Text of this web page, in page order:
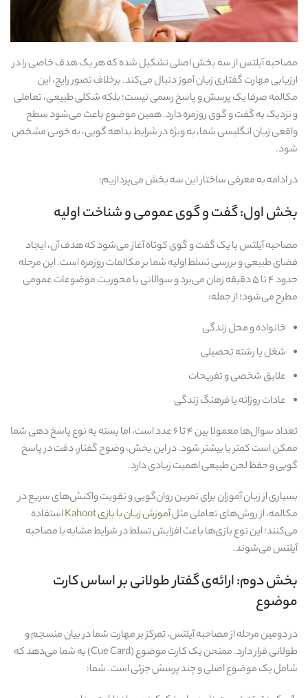
مصاحبه آیلتس از سه بخش اصلی تشکیل شده که هر یک هدف خاصی را در
ارزیابی مهارت گفتاری زبان‌ آموز دنبال می‌کند. برخلاف تصور رایج، این
مکالمه صرفا یک پرسش و پاسخ رسمی نیست؛ بلکه شکلی طبیعی، تعاملی
و نزدیک به گفت‌ و گوی روزمره دارد. همین موضوع باعث می‌شود سطح
واقعی زبان انگلیسی شما، به‌ ویژه در شرایط بداهه‌ گویی، به‌ خوبی مشخص
شود.
در ادامه به معرفی ساختار این سه بخش می‌پردازیم:
بخش اول: گفت‌ و گوی عمومی و شناخت اولیه
مصاحبه آیلتس با یک گفت‌ و گوی کوتاه آغاز می‌شود که هدف آن، ایجاد
فضای طبیعی و بررسی تسلط اولیه شما بر مکالمات روزمره است. این مرحله
حدود ۴ تا ۵ دقیقه زمان می‌برد و سوالاتی با محوریت موضوعات عمومی
مطرح می‌شود؛ از جمله:
خانواده و محل زندگی
شغل یا رشته تحصیلی
علایق شخصی و تفریحات
عادات روزانه یا فرهنگ زندگی
تعداد سوال‌ها معمولا بین ۴ تا ۶ عدد است، اما بسته به نوع پاسخ‌ دهی شما
ممکن است کمتر یا بیشتر شود. در این بخش، وضوح گفتار، دقت در پاسخ‌
گویی و حفظ لحن طبیعی اهمیت زیادی دارد.
بسیاری از زبان‌ آموزان برای تمرین روان‌گویی و تقویت واکنش‌های سریع در
مکالمه، از روش‌های تعاملی مثلآموزش زبان با بازی Kahoot
استفاده
می‌کنند؛ این نوع بازی‌ها باعث افزایش تسلط در شرایط مشابه با مصاحبه
آیلتس می‌شوند.
بخش دوم: ارائه‌ی گفتار طولانی بر اساس کارت
موضوع
در دومین مرحله از مصاحبه آیلتس، تمرکز بر مهارت شما در بیان منسجم و
طولانی قرار دارد. ممتحن یک کارت موضوع (Cue Card) به شما می‌دهد که
شامل یک موضوع اصلی و چند پرسش جزئی است. شما: